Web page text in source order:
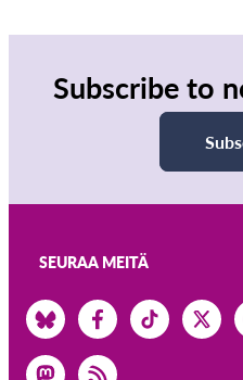
Subscribe to
SEURAA MEITÄ